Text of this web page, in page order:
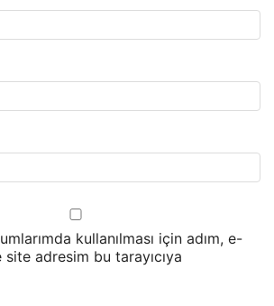
kullanılması için adım, e-
adresim bu tarayıcıya